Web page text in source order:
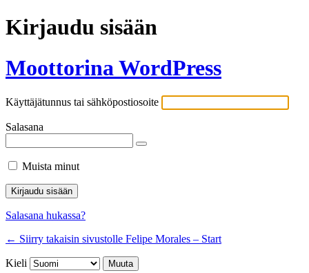
Kirjaudu sisään
Moottorina WordPress
Käyttäjätunnus tai sähköpostiosoite
Salasana
Muista minut
Salasana hukassa?
← Siirry takaisin sivustolle Felipe Morales – Start
Kieli